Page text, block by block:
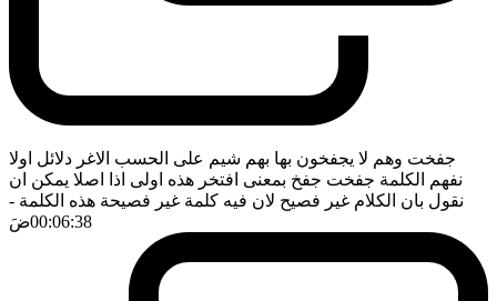
جفخت وهم لا يجفخون بها بهم شيم على الحسب الاغر دلائل اولا
نفهم الكلمة جفخت جفخ بمعنى افتخر هذه اولى اذا اصلا يمكن ان
نقول بان الكلام غير فصيح لان فيه كلمة غير فصيحة هذه الكلمة -
00:06:38ضَ